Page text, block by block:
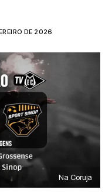
DE 2026
Na Coruja